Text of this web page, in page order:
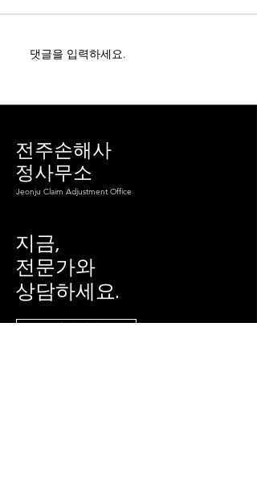
고지의무 (계약 전 알릴의
댓글을 입력하세요.
전주손해사
정사무소
Jeonju Claim Adjustment Office
지금,
전문가와
​상담하세요.
전화연결